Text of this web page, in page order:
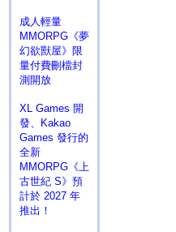
成人輕量
MMORPG《夢
幻欲獸屋》限
量付費刪檔封
測開放
XL Games 開
發、Kakao
Games 發行的
全新
MMORPG《上
古世紀 S》預
計於 2027 年
推出！